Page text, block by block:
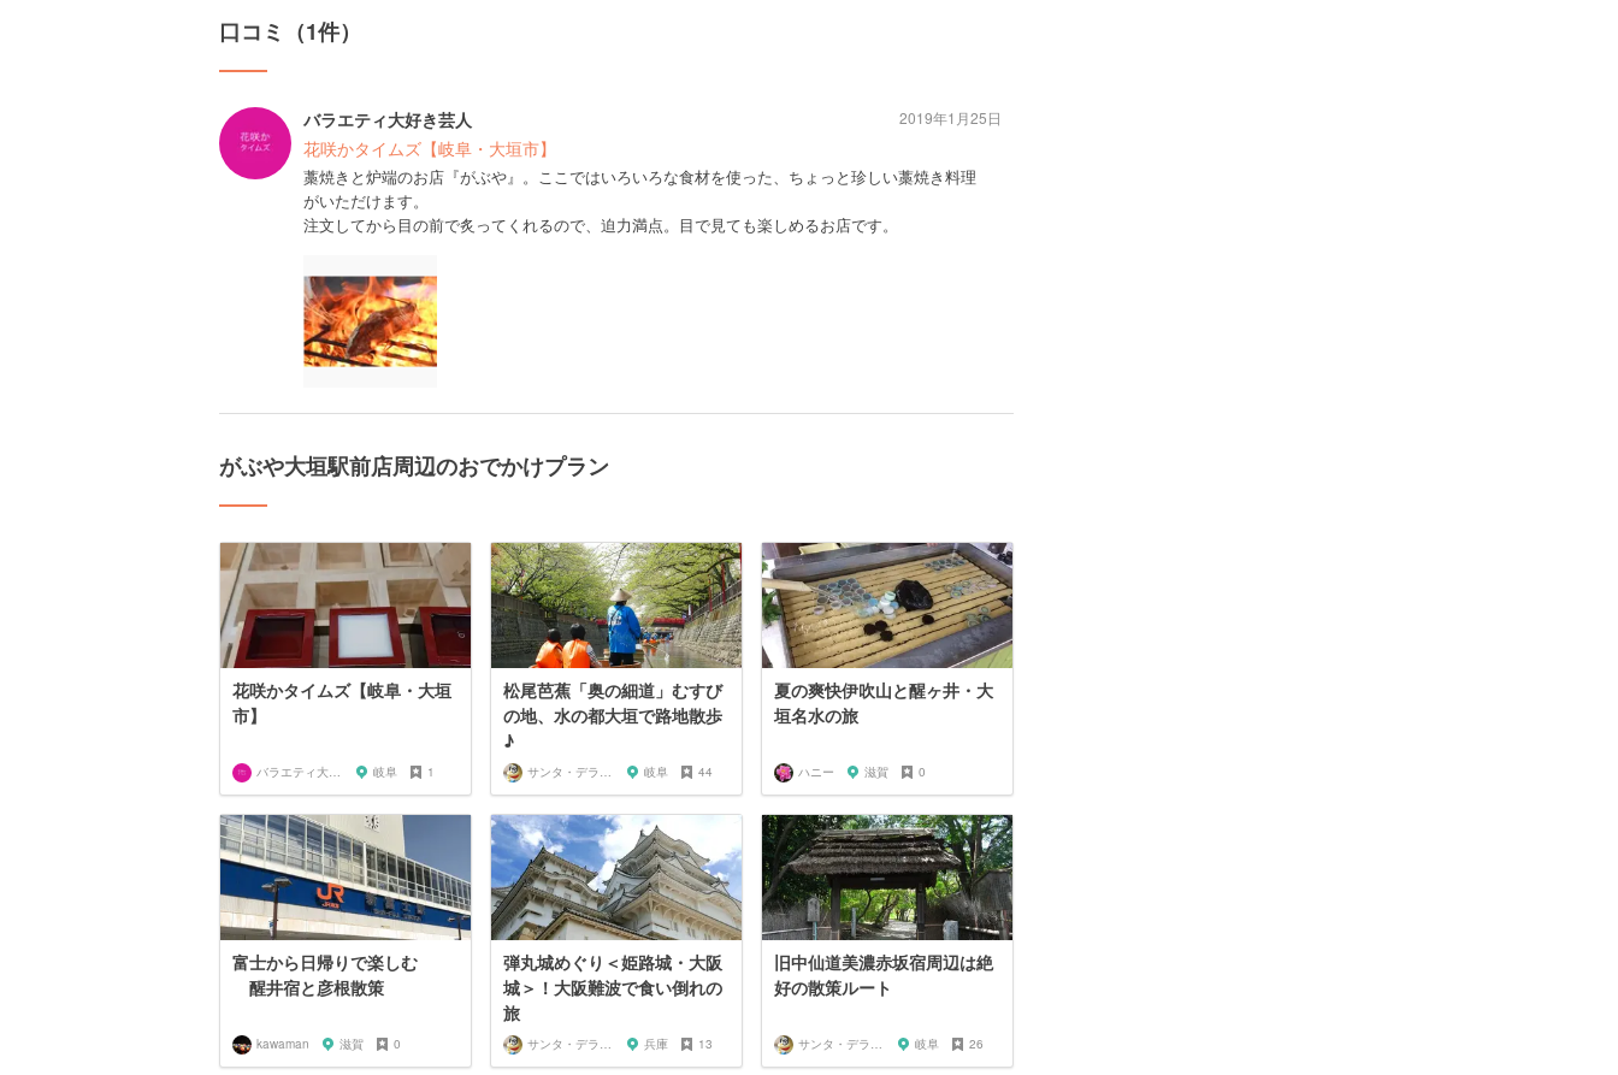
口コミ（1件）
バラエティ大好き芸人
花咲かタイムズ【岐阜・大垣市】
藁焼きと炉端のお店『がぶや』。ここではいろいろな食材を使った、ちょっと珍しい藁焼き料理
がいただけます。
注文してから目の前で炙ってくれるので、迫力満点。目で見ても楽しめるお店です。
2019年1月25日
がぶや大垣駅前店周辺のおでかけプラン
花咲かタイムズ【岐阜・大垣
市】
バラエティ大好き芸人 岐阜 1
松尾芭蕉「奥の細道」むすび
の地、水の都大垣で路地散歩
♪
サンタ・デラックス 岐阜 44
夏の爽快伊吹山と醒ヶ井・大
垣名水の旅
ハニー 滋賀 0
富士から日帰りで楽しむ
醒井宿と彦根散策
kawaman 滋賀 0
弾丸城めぐり＜姫路城・大阪
城＞！大阪難波で食い倒れの
旅
サンタ・デラックス 兵庫 13
旧中仙道美濃赤坂宿周辺は絶
好の散策ルート
サンタ・デラックス 岐阜 26